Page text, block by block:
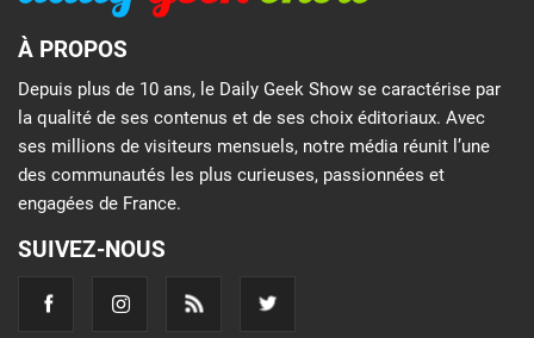
À PROPOS
Depuis plus de 10 ans, le Daily Geek Show se caractérise par
la qualité de ses contenus et de ses choix éditoriaux. Avec
ses millions de visiteurs mensuels, notre média réunit l’une
des communautés les plus curieuses, passionnées et
engagées de France.
SUIVEZ-NOUS